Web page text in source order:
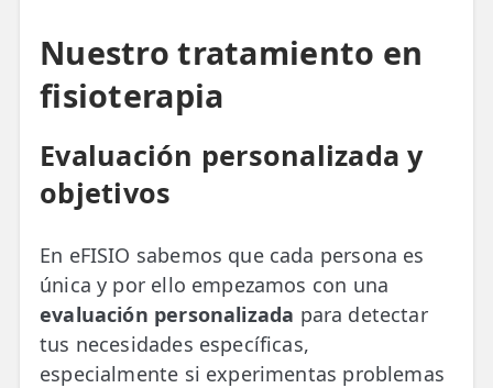
Nuestro tratamiento en
fisioterapia
Evaluación personalizada y
objetivos
En eFISIO sabemos que cada persona es
única y por ello empezamos con una
evaluación personalizada para detectar
tus necesidades específicas,
especialmente si experimentas problemas